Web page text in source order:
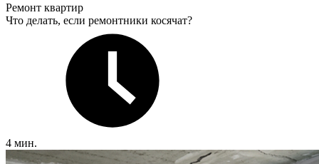
Ремонт квартир
Что делать, если ремонтники косячат?
4 мин.